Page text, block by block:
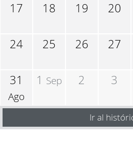
17 18 19 20
24 25 26 27
31
Ago
1 Sep 2 3
Ir al